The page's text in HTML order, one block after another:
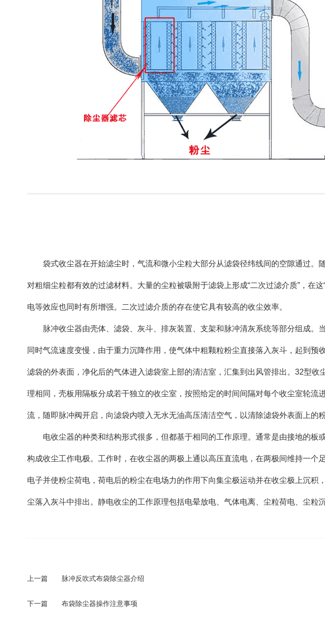
袋式收尘器在开始滤尘时，气流和微小尘粒大部分从滤袋径纬线间的空隙通过。
对粗细尘粒都有效的过滤材料。大量的尘粒被吸附于滤袋上形成“二次过滤介质”，在
电等效应也同时有所增强。二次过滤介质的存在使它具有较高的收尘效率。
脉冲收尘器由壳体、滤袋、灰斗、排灰装置、支架和脉冲清灰系统等部分组成。
同时气流速度变慢，由于重力沉降作用，使气体中粗颗粒粉尘直接落入灰斗，起到
滤袋的外表面，净化后的气体进入滤袋室上部的清洁室，汇集到出风管排出。32型
理相同，壳板用隔板分成若干独立的收尘室，按照给定的时间间隔对每个收尘室轮
流，随即脉冲阀开启，向滤袋内喷入无水无油高压清洁空气，以清除滤袋外表面上的
电收尘器的种类和结构形式很多，但都基于相同的工作原理。通常是由接地的板
构成收尘工作电极。工作时，在收尘器的两极上通以高压直流电，在两极间维持一
电子并使粉尘荷电，荷电后的粉尘在电场力的作用下向集尘极运动并在收尘极上沉
尘落入灰斗中排出。静电收尘的工作原理包括电晕放电、气体电离、尘粒荷电、尘粒
上一篇 脉冲反吹式布袋除尘器介绍
下一篇 布袋除尘器操作注意事项